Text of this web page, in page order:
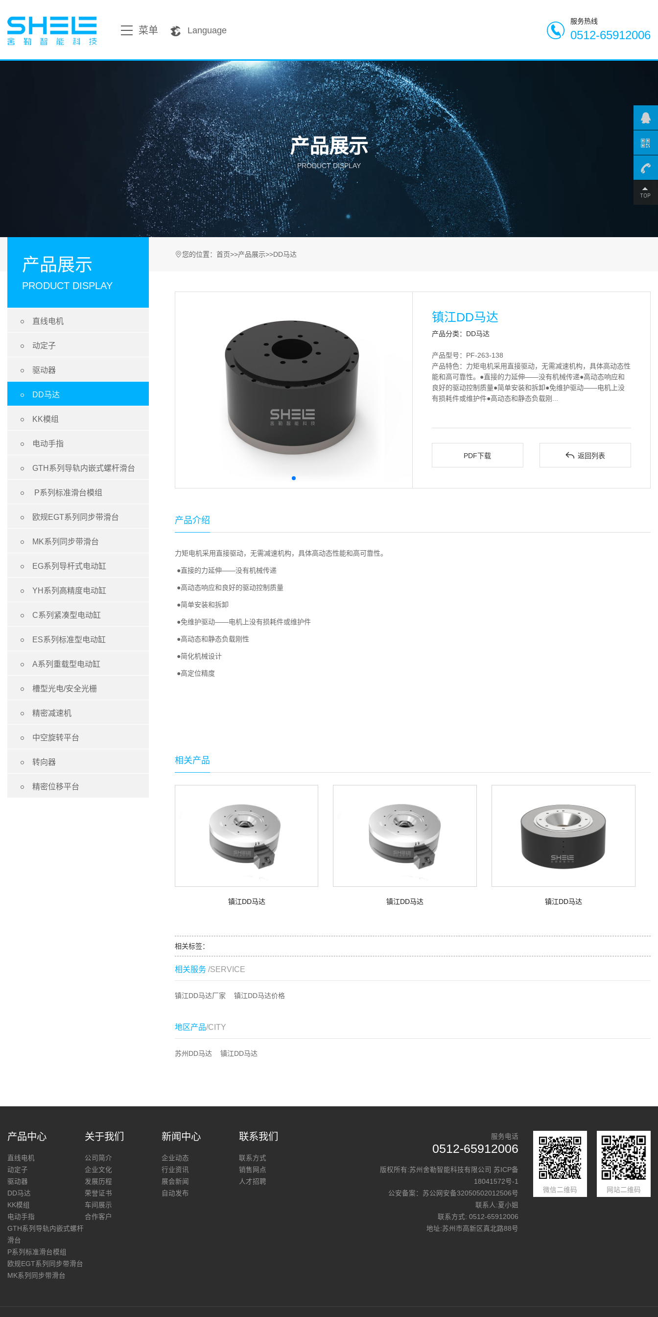
菜单 Language
服务热线
0512-65912006
产品展示
PRODUCT DISPLAY
产品展示
PRODUCT DISPLAY
 直线电机
 动定子
 驱动器
 DD马达
 KK模组
 电动手指
 GTH系列导轨内嵌式螺杆滑台
 P系列标准滑台模组
 欧规EGT系列同步带滑台
 MK系列同步带滑台
 EG系列导杆式电动缸
 YH系列高精度电动缸
 C系列紧凑型电动缸
 ES系列标准型电动缸
 A系列重载型电动缸
 槽型光电/安全光栅
 精密减速机
 中空旋转平台
 转向器
 精密位移平台
您的位置： 首页>>产品展示>>DD马达
镇江DD马达
产品分类：DD马达
产品型号：PF-263-138
产品特色：力矩电机采用直接驱动，无需减速机构，具体高动态性
能和高可靠性。●直接的力延伸——没有机械传递●高动态响应和
良好的驱动控制质量●简单安装和拆卸●免维护驱动——电机上没
有损耗件或维护件●高动态和静态负载刚...
PDF下载  返回列表
产品介绍
力矩电机采用直接驱动，无需减速机构，具体高动态性能和高可靠性。
●直接的力延伸——没有机械传递
●高动态响应和良好的驱动控制质量
●简单安装和拆卸
●免维护驱动——电机上没有损耗件或维护件
●高动态和静态负载刚性
●简化机械设计
●高定位精度
相关产品
镇江DD马达 镇江DD马达 镇江DD马达
相关标签：
相关服务 /SERVICE
镇江DD马达厂家 镇江DD马达价格
地区产品/CITY
苏州DD马达 镇江DD马达
产品中心
直线电机
动定子
驱动器
DD马达
KK模组
电动手指
GTH系列导轨内嵌式螺杆
滑台
P系列标准滑台模组
欧规EGT系列同步带滑台
MK系列同步带滑台
关于我们
公司简介
企业文化
发展历程
荣誉证书
车间展示
合作客户
新闻中心
企业动态
行业资讯
展会新闻
自动发布
联系我们
联系方式
销售网点
人才招聘
微信二维码
网站二维码
服务电话
0512-65912006
版权所有:苏州舍勒智能科技有限公司 苏ICP备
18041572号-1
公安备案： 苏公网安备32050502012506号
联系人:夏小姐
联系方式: 0512-65912006
地址:苏州市高新区真北路88号
0512-